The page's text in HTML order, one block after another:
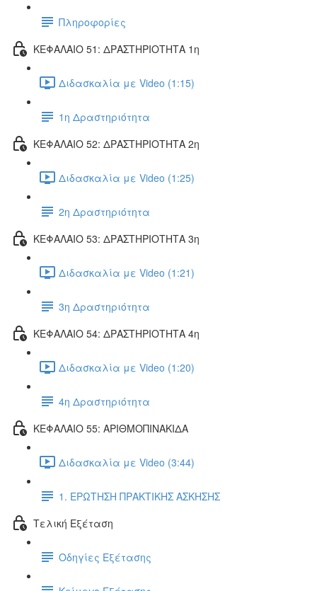
Πληροφορίες
ΚΕΦΑΛΑΙΟ 51: ΔΡΑΣΤΗΡΙΟΤΗΤΑ 1η
Διδασκαλία με Video (1:15)
1η Δραστηριότητα
ΚΕΦΑΛΑΙΟ 52: ΔΡΑΣΤΗΡΙΟΤΗΤΑ 2η
Διδασκαλία με Video (1:25)
2η Δραστηριότητα
ΚΕΦΑΛΑΙΟ 53: ΔΡΑΣΤΗΡΙΟΤΗΤΑ 3η
Διδασκαλία με Video (1:21)
3η Δραστηριότητα
ΚΕΦΑΛΑΙΟ 54: ΔΡΑΣΤΗΡΙΟΤΗΤΑ 4η
Διδασκαλία με Video (1:20)
4η Δραστηριότητα
ΚΕΦΑΛΑΙΟ 55: ΑΡΙΘΜΟΠΙΝΑΚΙΔΑ
Διδασκαλία με Video (3:44)
1. ΕΡΩΤΗΣΗ ΠΡΑΚΤΙΚΗΣ ΑΣΚΗΣΗΣ
Τελική Εξέταση
Οδηγίες Εξέτασης